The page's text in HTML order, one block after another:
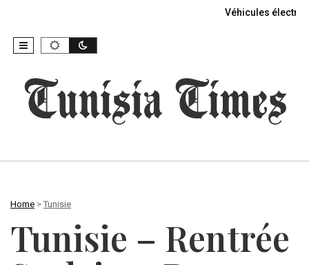
Véhicules
Home > Tunisie
Tunisie – Rentrée